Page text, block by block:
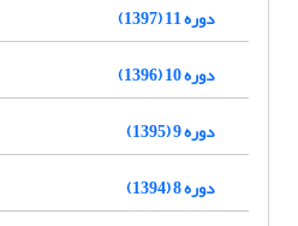
دوره 11 (1397)
دوره 10 (1396)
دوره 9 (1395)
دوره 8 (1394)